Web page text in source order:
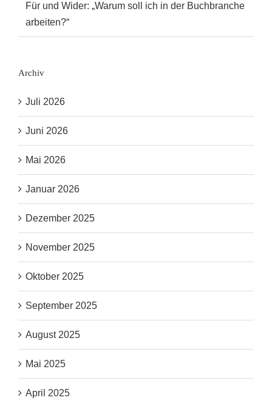
Für und Wider: „Warum soll ich in der Buchbranche
arbeiten?“
Archiv
Juli 2026
Juni 2026
Mai 2026
Januar 2026
Dezember 2025
November 2025
Oktober 2025
September 2025
August 2025
Mai 2025
April 2025